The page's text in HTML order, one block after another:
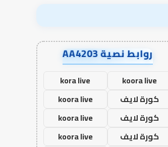
روابط نصية AA4203
koora live
kora live
كورة لايف
koora live
كورة لايف
koora live
كورة لايف
koora live